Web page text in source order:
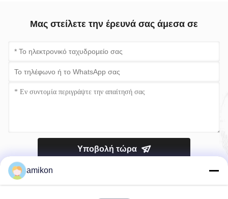
Μας στείλετε την έρευνά σας άμεσα σε
Υποβολή τώρα
amikon